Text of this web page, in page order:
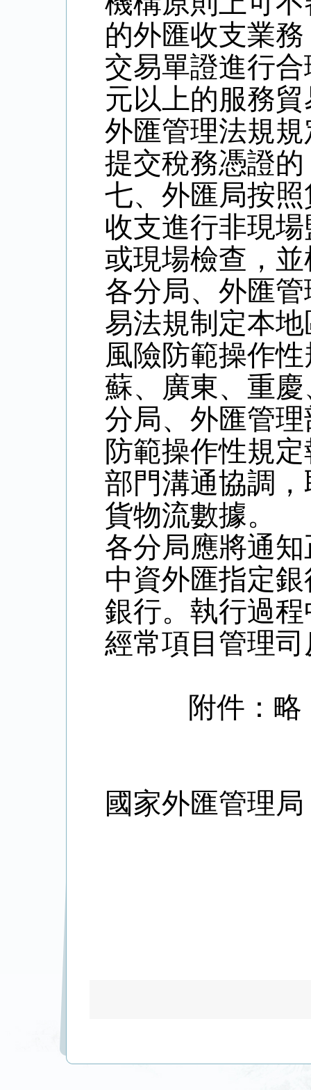
的外匯收支業
交易單證進行
元以上的服務
外匯管理法規
提交稅務憑證
七、外匯局按
收支進行非現
或現場檢查，
各分局、外匯
易法規制定本
風險防範操作
蘇、廣東、重
分局、外匯管
防範操作性規
部門溝通協調
貨物流數據。
各分局應將通
中資外匯指定
銀行。執行過
經常項目管理
附件：略
國家外匯管理局